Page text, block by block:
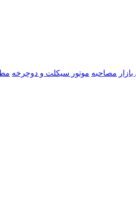
مصاحبه موتور سیکلت و دوچرخه